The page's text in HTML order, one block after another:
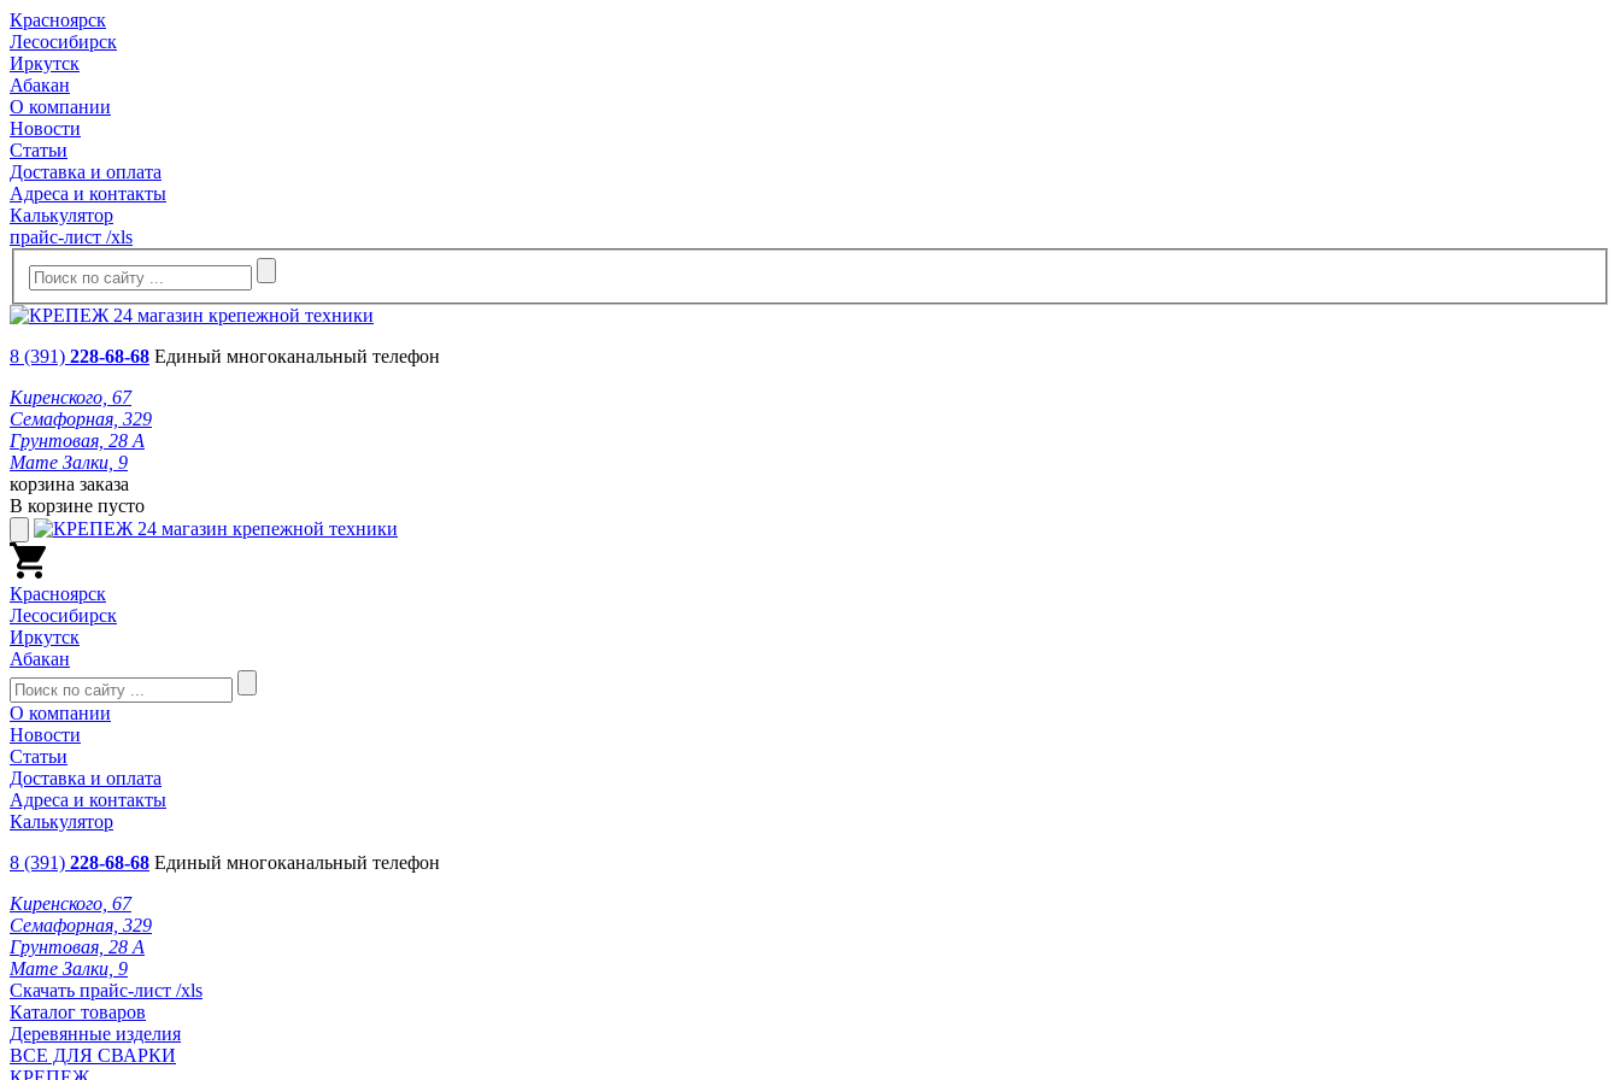
Красноярск
Лесосибирск
Иркутск
Абакан
О компании
Новости
Статьи
Доставка и оплата
Адреса и контакты
Калькулятор
прайс-лист /xls
8 (391) 228-68-68 Единый многоканальный телефон
Киренского, 67
Семафорная, 329
Грунтовая, 28 А
Мате Залки, 9
корзина заказа
В корзине пусто
Красноярск
Лесосибирск
Иркутск
Абакан
О компании
Новости
Статьи
Доставка и оплата
Адреса и контакты
Калькулятор
8 (391) 228-68-68 Единый многоканальный телефон
Киренского, 67
Семафорная, 329
Грунтовая, 28 А
Мате Залки, 9
Скачать прайс-лист /xls
Каталог товаров
Деревянные изделия
ВСЕ ДЛЯ СВАРКИ